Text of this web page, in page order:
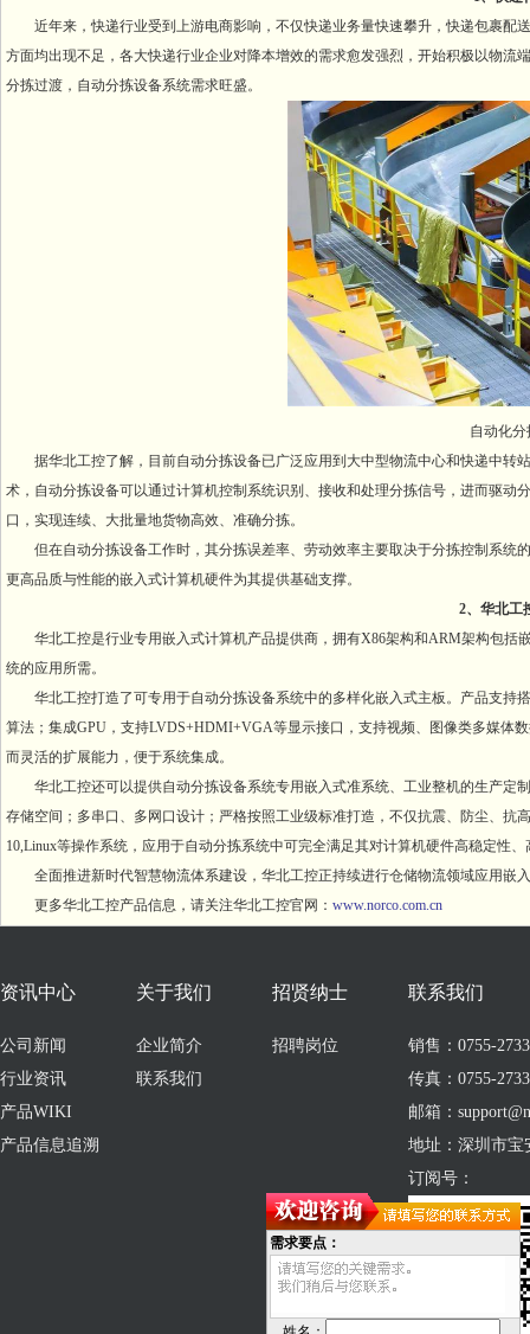
近年来，快递行业受到上游电商影响，不仅快递业务量快速攀升，快递包裹配
方面均出现不足，各大快递行业企业对降本增效的需求愈发强烈，开始积极以物
分拣过渡，自动分拣设备系统需求旺盛。
自动化
据华北工控了解，目前自动分拣设备已广泛应用到大中型物流中心和快递中转
术，自动分拣设备可以通过计算机控制系统识别、接收和处理分拣信号，进而驱
口，实现连续、大批量地货物高效、准确分拣。
但在自动分拣设备工作时，其分拣误差率、劳动效率主要取决于分拣控制系统
更高品质与性能的嵌入式计算机硬件为其提供基础支撑。
2、华北工
华北工控是行业专用嵌入式计算机产品提供商，拥有X86架构和ARM架构包括
统的应用所需。
华北工控打造了可专用于自动分拣设备系统中的多样化嵌入式主板。产品支持
算法；集成GPU，支持LVDS+HDMI+VGA等显示接口，支持视频、图像类多媒体
而灵活的扩展能力，便于系统集成。
华北工控还可以提供自动分拣设备系统专用嵌入式准系统、工业整机的生产定
存储空间；多串口、多网口设计；严格按照工业级标准打造，不仅抗震、防尘、
10,Linux等操作系统，应用于自动分拣系统中可完全满足其对计算机硬件高稳定性
全面推进新时代智慧物流体系建设，华北工控正持续进行仓储物流领域应用嵌
更多华北工控产品信息，请关注华北工控官网： www.norco.com.cn
资讯中心
公司新闻
行业资讯
产品WIKI
产品信息追溯
关于我们
企业简介
联系我们
招贤纳士
招聘岗位
联系我们
销售：0755-
传真：0755-
邮箱：
地址：深圳市宝
订阅号：